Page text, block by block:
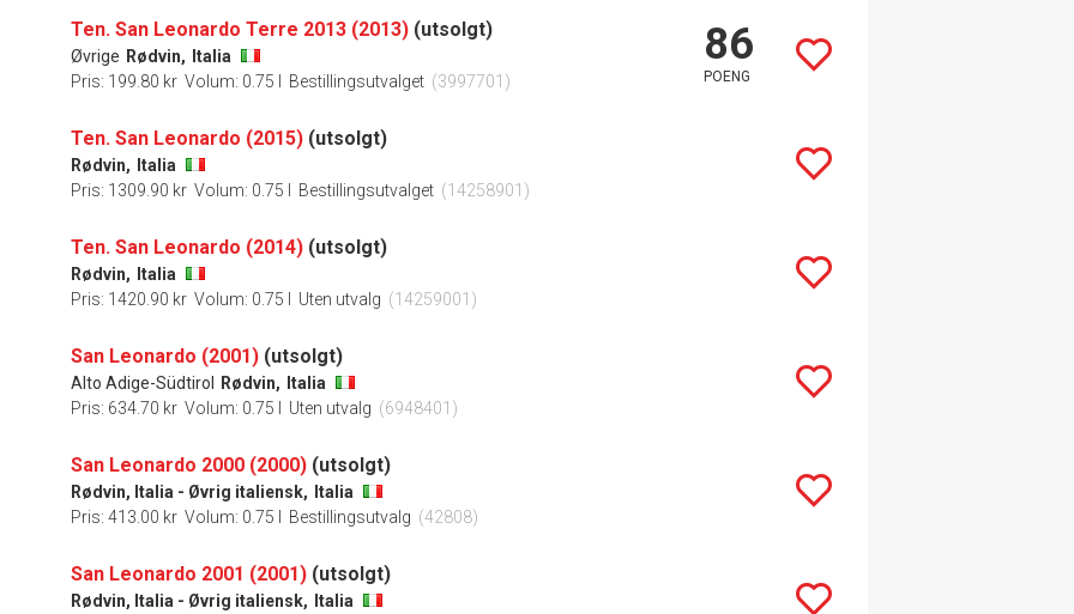
Ten. San Leonardo Terre 2013 (2013) (utsolgt)
Øvrige Rødvin,
Italia
Pris: 199.80 kr Volum: 0.75 l Bestillingsutvalget (3997701)
86
POENG
Ten. San Leonardo (2015) (utsolgt)
Rødvin,
Italia
Pris: 1309.90 kr Volum: 0.75 l Bestillingsutvalget (14258901)
Ten. San Leonardo (2014) (utsolgt)
Rødvin,
Italia
Pris: 1420.90 kr Volum: 0.75 l Uten utvalg (14259001)
San Leonardo (2001) (utsolgt)
Alto Adige-Südtirol Rødvin,
Italia
Pris: 634.70 kr Volum: 0.75 l Uten utvalg (6948401)
San Leonardo 2000 (2000) (utsolgt)
Rødvin, Italia - Øvrig italiensk,
Italia
Pris: 413.00 kr Volum: 0.75 l Bestillingsutvalg (42808)
San Leonardo 2001 (2001) (utsolgt)
Rødvin, Italia - Øvrig italiensk,
Italia